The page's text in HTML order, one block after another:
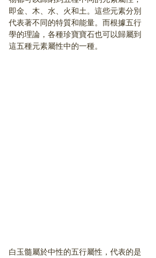
即金、木、水、火和土。這些元素分別
代表著不同的特質和能量。而根據五行
學的理論，各種珍寶寶石也可以歸屬到
這五種元素屬性中的一種。
白玉髓屬於中性的五行屬性，代表的是